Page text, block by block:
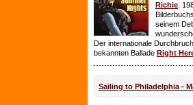
Richie .
seinem
Der internationale
bekannten Ballade Right
Sailing to Philadelphia -